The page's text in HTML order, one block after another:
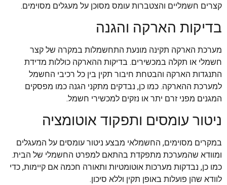
קצרים חשמליים והצטברות עומס מסוכן על מעגלים מסוימים.
בדיקות הארקה והגנה
מערכת הארקה תקינה מונעת התחשמלות במקרה של קצר
חשמלי או תקלה במכשירים. בדיקות ההארקה כוללות מדידת
התנגדות הארקה והבטחת חיבור תקין בין כל רכיבי החשמל
למערכת ההארקה. כמו כן, נבדקים מתקני הגנה כמו מפסקים
המגנים מפני זרם יתר או נזקים למכשירי חשמל.
ניטור עומסים ותפקוד אוטומציה
במקרים מסוימים, החשמלאי מבצע ניטור עומסים על המעגלים
ומוודא שהמערכת מתפקדת בהתאם למפרט החשמלי של הבית.
כמו כן, נבדקות מערכות אוטומטיות ותאורה חכמה אם קיימות, כדי
לוודא שהן פועלות באופן תקין וללא סיכון.